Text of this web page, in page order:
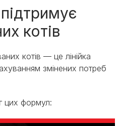
котів
котів — це лінійка
змінених потреб
цих формул: